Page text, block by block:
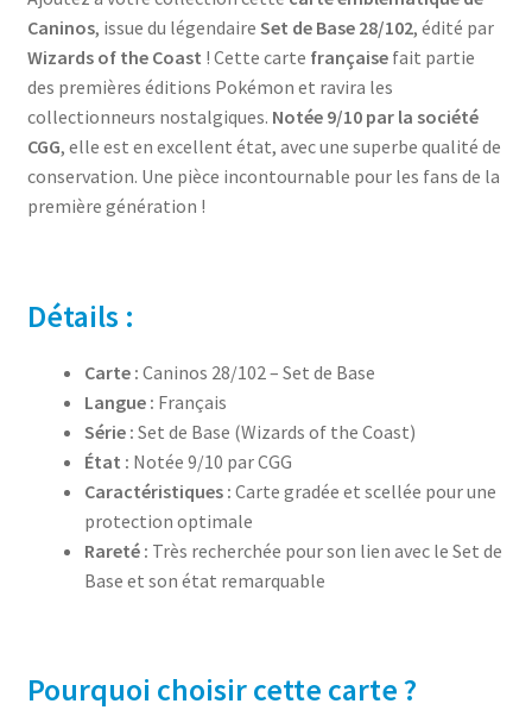
Caninos, issue du légendaire Set de Base 28/102, édité par
Wizards of the Coast ! Cette carte françaisefait partie
des premières éditions Pokémon et ravira les
collectionneurs nostalgiques. Notée 9/10 par la société
CGG, elle est en excellent état, avec une superbe qualité de
conservation. Une pièce incontournable pour les fans de la
première génération !
Détails :
Carte : Caninos 28/102 – Set de Base
Langue : Français
Série : Set de Base (Wizards of the Coast)
État : Notée 9/10 par CGG
Caractéristiques : Carte gradée et scellée pour une
protection optimale
Rareté : Très recherchée pour son lien avec le Set de
Base et son état remarquable
Pourquoi choisir cette carte ?